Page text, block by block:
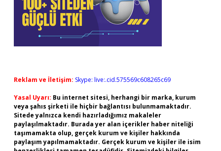
Reklam ve İletişim: Skype: live:.cid.575569c608265c69
Yasal Uyarı: Bu internet sitesi, herhangi bir marka, kurum
veya şahıs şirketi ile hiçbir bağlantısı bulunmamaktadır.
Sitede yalnızca kendi hazırladığımız makaleler
paylaşılmaktadır. Burada yer alan içerikler haber niteliği
taşımamakta olup, gerçek kurum ve kişiler hakkında
paylaşım yapılmamaktadır. Gerçek kurum ve kişiler ile isim